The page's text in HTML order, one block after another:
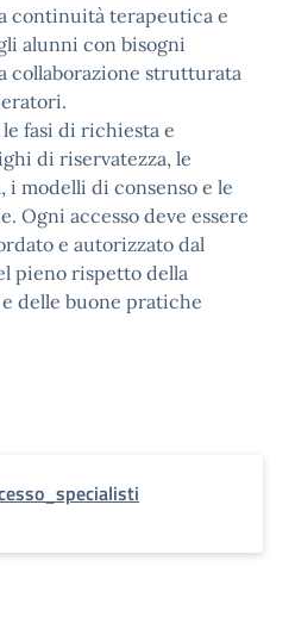
continuità terapeutica e
alunni con bisogni
collaborazione strutturata
fasi di richiesta e
di riservatezza, le
modelli di consenso e le
Ogni accesso deve essere
e autorizzato dal
pieno rispetto della
delle buone pratiche